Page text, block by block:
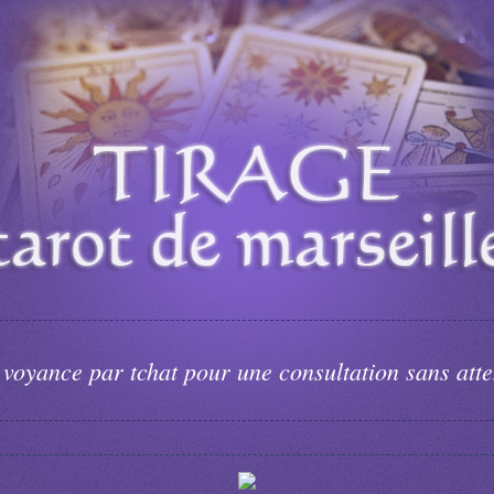
par tchat pour une consultation sans